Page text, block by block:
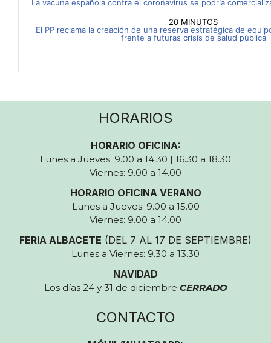
La vacuna española contra el coronavirus se podría
20 MINUTOS
El PP reclama la creación de una reserva estratégica de
frente a futuras crisis de salud pública
HORARIOS
HORARIO OFICINA:
Lunes a Jueves: 9.00 a 14.30 | 16.30 a 18.30
Viernes: 9.00 a 14.00
HORARIO OFICINA VERANO
Lunes a Jueves: 9.00 a 15.00
Viernes: 9.00 a 14.00
FERIA ALBACETE (DEL 7 AL 17 DE SEPTIEMBRE)
Lunes a Viernes: 9.30 a 13.30
NAVIDAD
Los días 24 y 31 de diciembre CERRADO
CONTACTO